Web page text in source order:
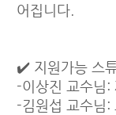
어집니다.
✔️ 지원가능 스
-이상진 교수님:
-김원섭 교수님: